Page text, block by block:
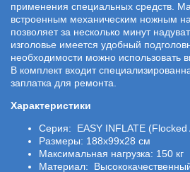
применения специальных средств.
встроенным механическим ножным
позволяет за несколько минут
изголовье имеется удобный
необходимости можно использовать
В комплект входит
заплатка для ремонта.
Характеристики
Серия: EASY INFLATE (Flocked
Размеры: 188х99х28 см
Максимальная нагрузка: 150 кг
Материал: